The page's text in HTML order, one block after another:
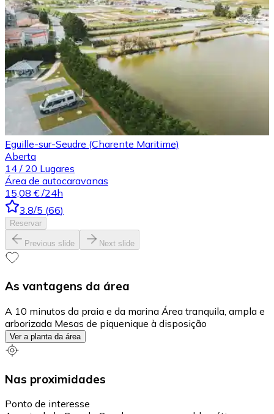
Eguille-sur-Seudre (Charente Maritime)
Aberta
14 / 20 Lugares
Área de autocaravanas
15,08 € /24h
3.8/5 (66)
Reservar
Previous slide Next slide
As vantagens da área
A 10 minutos da praia e da marina Área tranquila, ampla e
arborizada Mesas de piquenique à disposição
Ver a planta da área
Nas proximidades
Ponto de interesse